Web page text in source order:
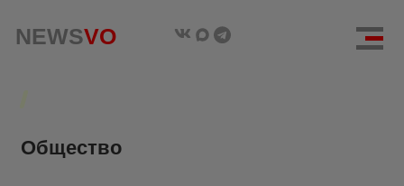
NEWSVO
Общество